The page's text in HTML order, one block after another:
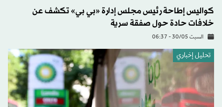
كواليس إطاحة رئيس مجلس إدارة «بي بي» تكشف عن
خلافات حادة حول صفقة سرية
السبت 30/05 - 06:37
تحليل إخباري